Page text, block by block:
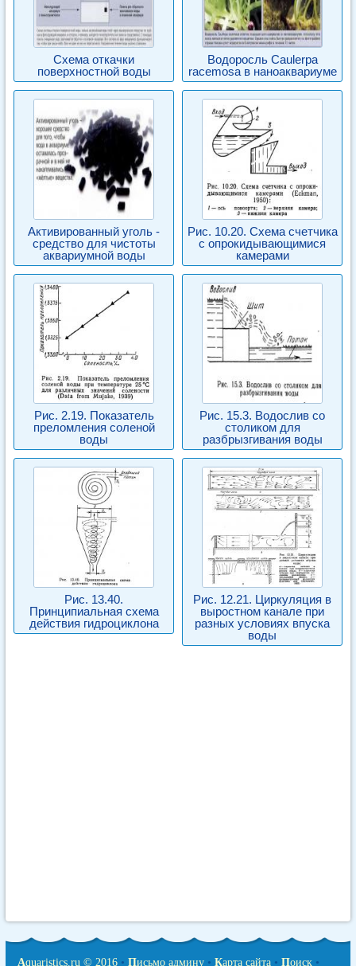
Схема откачки
поверхностной воды
Водоросль Caulerpa
racemosa в наноаквариуме
Активированный уголь -
средство для чистоты
аквариумной воды
Рис. 10.20. Схема счетчика
с опрокидывающимися
камерами
Рис. 2.19. Показатель
преломления соленой
воды
Рис. 15.3. Водослив со
столиком для
разбрызгивания воды
Рис. 13.40.
Принципиальная схема
действия гидроциклона
Рис. 12.21. Циркуляция в
выростном канале при
разных условиях впуска
воды
Aquaristics.ru © 2016 • Письмо админу • Карта сайта • Поиск •